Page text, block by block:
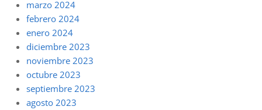
marzo 2024
febrero 2024
enero 2024
diciembre 2023
noviembre 2023
octubre 2023
septiembre 2023
agosto 2023